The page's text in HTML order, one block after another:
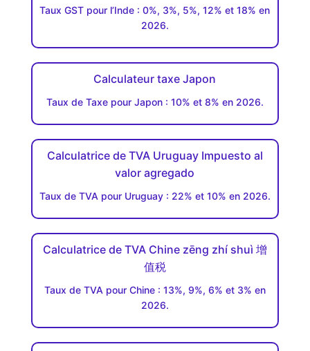
Taux GST pour l’Inde : 0%, 3%, 5%, 12% et 18% en
2026.
Calculateur taxe Japon
Taux de Taxe pour Japon : 10% et 8% en 2026.
Calculatrice de TVA Uruguay Impuesto al
valor agregado
Taux de TVA pour Uruguay : 22% et 10% en 2026.
Calculatrice de TVA Chine zēng zhí shuì 增
值税
Taux de TVA pour Chine : 13%, 9%, 6% et 3% en
2026.